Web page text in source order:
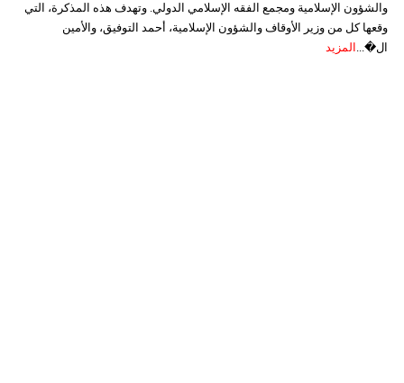
والشؤون الإسلامية ومجمع الفقه الإسلامي الدولي. وتهدف هذه المذكرة، التي
وقعها كل من وزير الأوقاف والشؤون الإسلامية، أحمد التوفيق، والأمين
ال�... المزيد